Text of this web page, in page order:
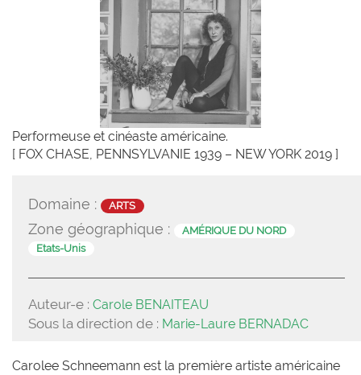
Performeuse et cinéaste américaine.
[ FOX CHASE, PENNSYLVANIE 1939 – NEW YORK 2019 ]
Domaine : ARTS
Zone géographique :
AMÉRIQUE DU NORD
Etats-Unis
Auteur-e : Carole BENAITEAU
Sous la direction de : Marie-Laure BERNADAC
Carolee Schneemann est la première artiste américaine